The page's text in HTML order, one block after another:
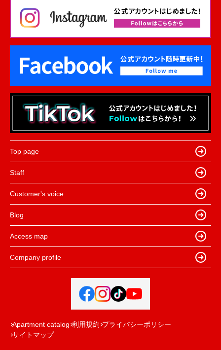
Top page
Staff
Customer's voice
Blog
Access map
Company profile
Apartment catalog 利用規約 プライバシーポリシー
サイトマップ